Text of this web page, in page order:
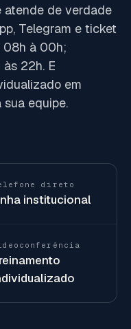
atende de verdade
Telegram e ticket
08h à 00h;
22h. E
em
equipe.
direto
institucional